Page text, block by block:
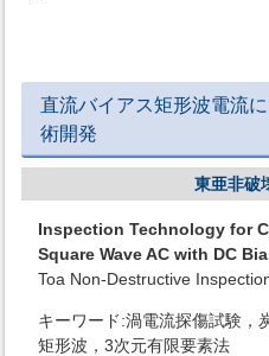
直流バイアス矩形波電流
術開発
東亜非
Inspection Technology for
Square Wave AC with DC
Toa Non-Destructive
キーワード:渦電流探傷試験，
矩形波，3次元有限要素法